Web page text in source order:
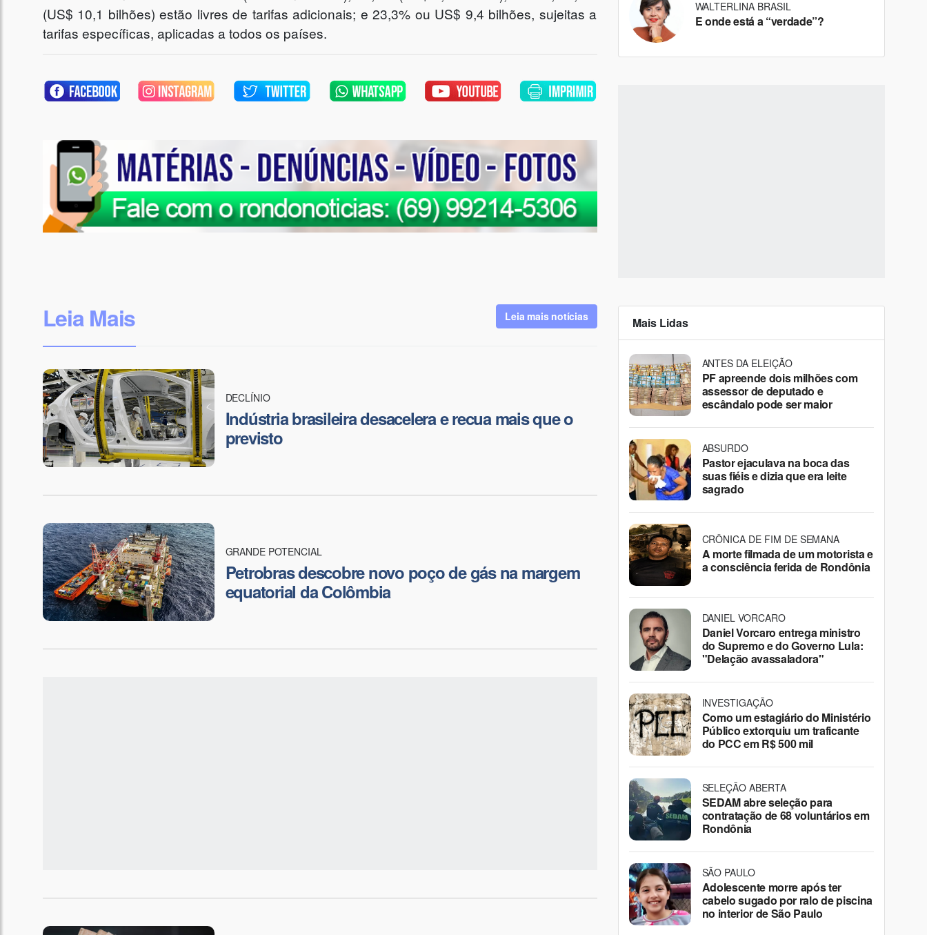
(US$ 10,1 bilhões) estão livres de tarifas adicionais; e 23,3% ou US$ 9,4 bilhões, sujeitas a
tarifas específicas, aplicadas a todos os países.
Leia Mais Leia mais notícias
DECLÍNIO
Indústria brasileira desacelera e recua mais que o
previsto
GRANDE POTENCIAL
Petrobras descobre novo poço de gás na margem
equatorial da Colômbia
WALTERLINA BRASIL
E onde está a “verdade”?
Mais Lidas
ANTES DA ELEIÇÃO
PF apreende dois milhões com
assessor de deputado e
escândalo pode ser maior
ABSURDO
Pastor ejaculava na boca das
suas fiéis e dizia que era leite
sagrado
CRÔNICA DE FIM DE SEMANA
A morte filmada de um motorista e
a consciência ferida de Rondônia
DANIEL VORCARO
Daniel Vorcaro entrega ministro
do Supremo e do Governo Lula:
"Delação avassaladora"
INVESTIGAÇÃO
Como um estagiário do Ministério
Público extorquiu um traficante
do PCC em R$ 500 mil
SELEÇÃO ABERTA
SEDAM abre seleção para
contratação de 68 voluntários em
Rondônia
SÃO PAULO
Adolescente morre após ter
cabelo sugado por ralo de piscina
no interior de São Paulo